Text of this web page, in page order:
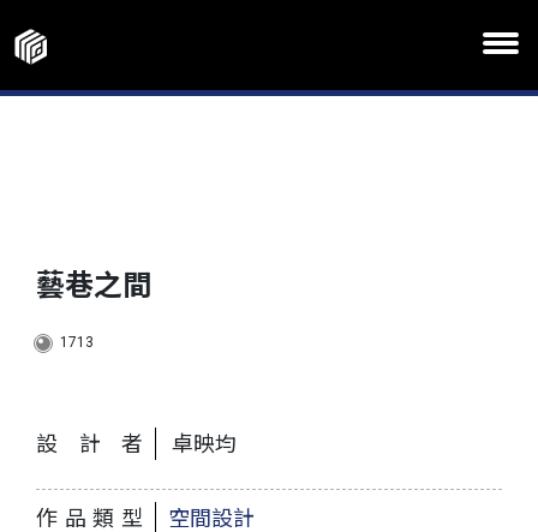
藝巷之間
1713
設計者 卓映均
作品類型 空間設計